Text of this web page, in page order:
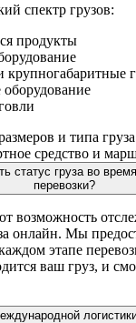
спектр грузов:
продукты
крупногабаритные
и типа
средство и
статус груза во
перевозки?
возможность
онлайн. Мы
этапе
ваш груз, и